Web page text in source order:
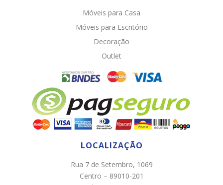
Móveis para Casa
Móveis para Escritório
Decoração
Outlet
LOCALIZAÇÃO
Rua 7 de Setembro, 1069
Centro – 89010-201
Chat WhatsApp
Por favor, preencha os campos abaixo para
conversar e teremos todo o prazer em